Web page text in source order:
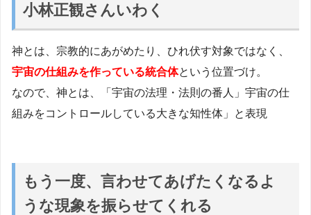
小林正観さんいわく
神とは、宗教的にあがめたり、ひれ伏す対象ではなく、
宇宙の仕組みを作っている統合体という位置づけ。
なので、神とは、「宇宙の法理・法則の番人」宇宙の仕
組みをコントロールしている大きな知性体」と表現
もう一度、言わせてあげたくなるよ
うな現象を振らせてくれる